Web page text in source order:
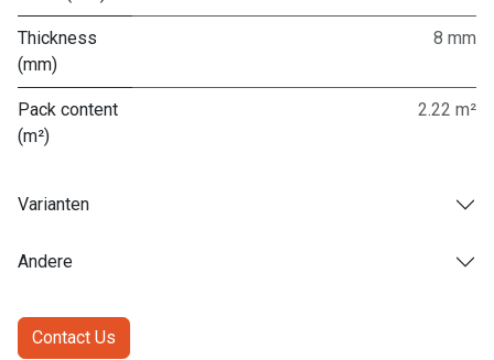
Thickness
(mm)
8 mm
Pack content
(m²)
2.22 m²
Varianten
Andere
Contact Us